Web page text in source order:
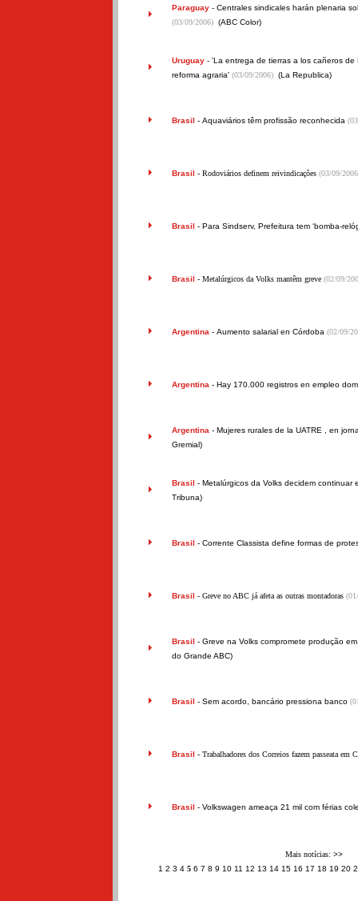
Paraguay- Centrales sindicales harán plenaria
(03/09/2006) (ABC Color)
Uruguay- 'La entrega de tierras a los cañeros
reforma agraria' (03/09/2006) (La Republica)
Brasil - Aquaviários têm profissão reconhecida
Brasil - Rodoviários definem reivindicações (03/09/
Brasil - Para Sindserv, Prefeitura tem ‘bomba-
Brasil - Metalúrgicos da Volks mantêm greve (02/09/
Argentina - Aumento salarial en Córdoba (02/09/
Argentina - Hay 170.000 registros en empleo
Argentina - Mujeres rurales de la UATRE , en
Gremial)
Brasil - Metalúrgicos da Volks decidem continuar
Tribuna)
Brasil - Corrente Classista define formas de
Brasil - Greve no ABC já afeta as outras montadoras
Brasil - Greve na Volks compromete produção
do Grande ABC)
Brasil - Sem acordo, bancário pressiona banco
Brasil - Trabalhadores dos Correios fazem passeata em
Brasil - Volkswagen ameaça 21 mil com férias
Mais notícias: >>
1 2 3 4 5 6 7 8 9 10 11 12 13 14 15 16 17 18 19 20